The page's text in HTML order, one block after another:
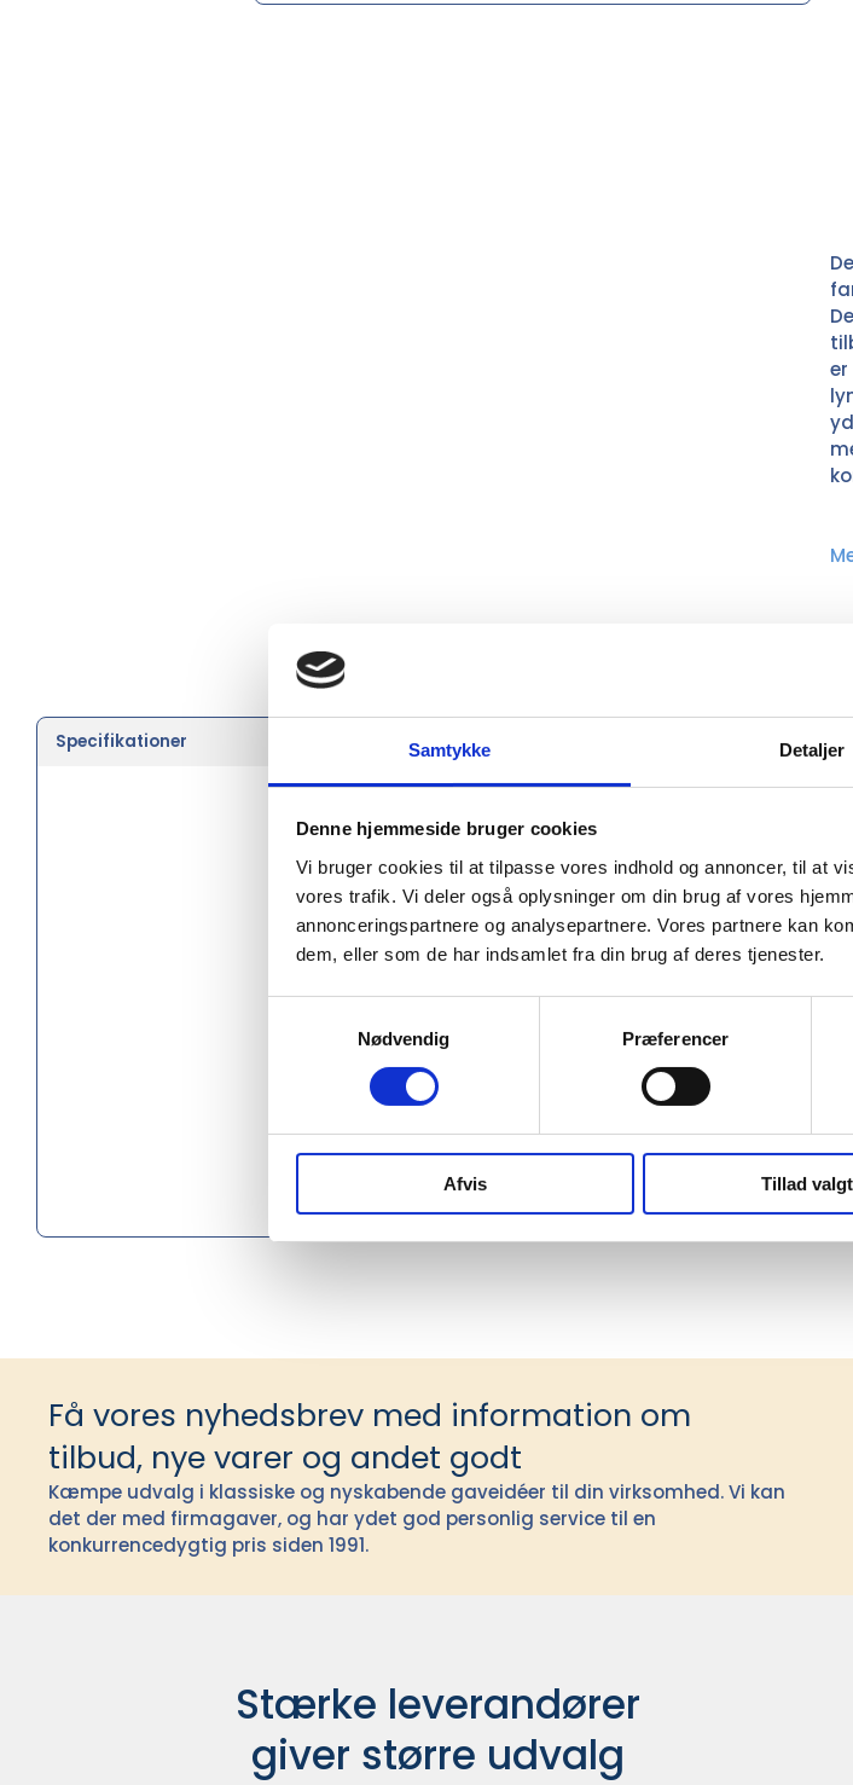
Samtykke Detaljer
Denne hjemmeside bruger cookies
Vi bruger cookies til at tilpasse vores indhold og annoncer, til at
vores trafik. Vi deler også oplysninger om din brug af vores
annonceringspartnere og analysepartnere. Vores partnere kan
dem, eller som de har indsamlet fra din brug af deres tjenester.
Nødvendig
Præferencer
Afvis Tillad
Specifikationer Farve Ensfarvet sort,
Køn Unisex
Længde (cm)
Højde (cm) 56,00
Taskestørrelse i liter 18
Materiale GRS recycled PU
BSCI
GRS
Oprindelsesland Kina
PMS farve 2310C, 430C,
Få vores nyhedsbrev med information om
tilbud, nye varer og andet godt
Kæmpe udvalg i klassiske og nyskabende gaveidéer til din virksomhed. Vi kan
det der med firmagaver, og har ydet god personlig service til en
konkurrencedygtig pris siden 1991.
Stærke leverandører
giver større udvalg